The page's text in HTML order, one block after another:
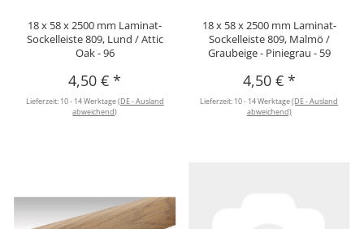
18 x 58 x 2500 mm Laminat-
Sockelleiste 809, Lund / Attic
Oak - 96
4,50 €*
Lieferzeit: 10 - 14 Werktage(DE - Ausland
abweichend)
18 x 58 x 2500 mm Laminat-
Sockelleiste 809, Malmö /
Graubeige - Piniegrau - 59
4,50 € *
Lieferzeit: 10 - 14 Werktage(DE - Ausland
abweichend)